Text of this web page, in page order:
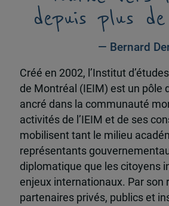
depuis plus
— Bernard
Créé en 2002, l’Institut
de Montréal (IEIM) est un pôle
ancré dans la communauté
activités de l’IEIM et de ses
mobilisent tant le milieu
représentants
diplomatique que les citoyens
enjeux internationaux. Par son
partenaires privés, publics et